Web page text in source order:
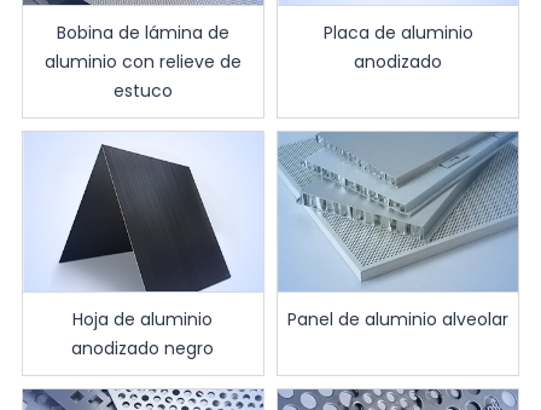
Bobina de lámina de
aluminio con relieve de
estuco
Placa de aluminio
anodizado
Hoja de aluminio
anodizado negro
Panel de aluminio alveolar